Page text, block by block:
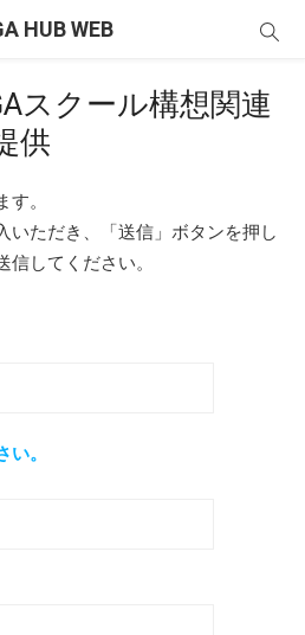
HUB WEB
スクール構想関連
供
。
いただき、「送信」ボタンを押し
してください。
。